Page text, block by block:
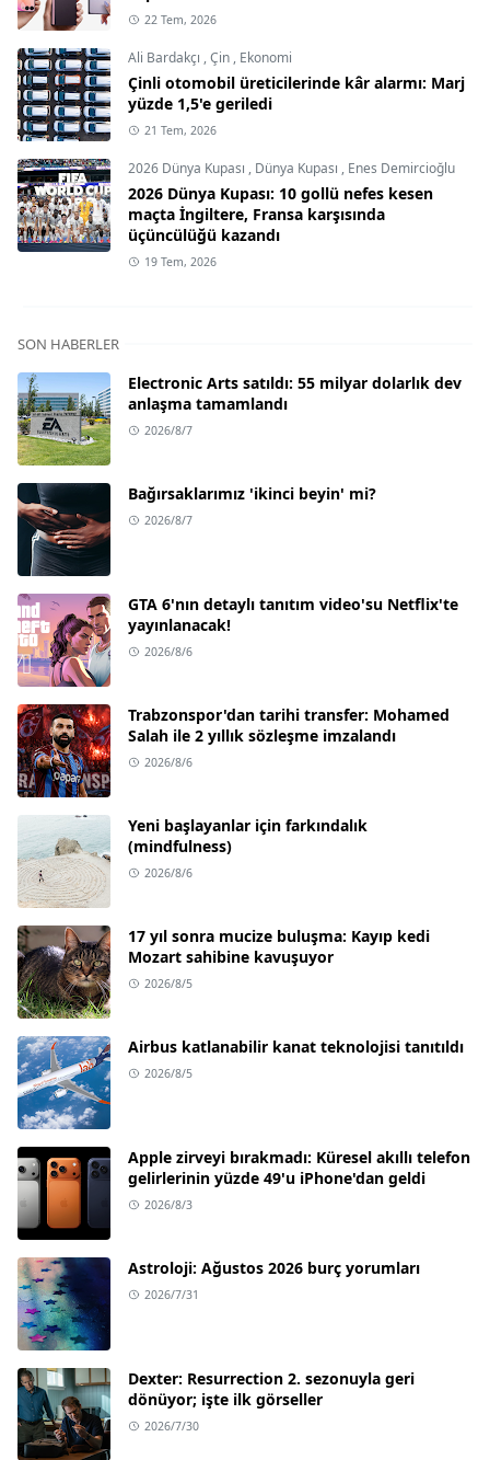
22 Tem, 2026
Ali Bardakçı ,Çin , Ekonomi
Çinli otomobil üreticilerinde kâr alarmı: Marj
yüzde 1,5'e geriledi
21 Tem, 2026
2026 Dünya Kupası , Dünya Kupası , Enes Demircioğlu
2026 Dünya Kupası: 10 gollü nefes kesen
maçta İngiltere, Fransa karşısında
üçüncülüğü kazandı
19 Tem, 2026
SON HABERLER
Electronic Arts satıldı: 55 milyar dolarlık dev
anlaşma tamamlandı
2026/8/7
Bağırsaklarımız 'ikinci beyin' mi?
2026/8/7
GTA 6'nın detaylı tanıtım video'su Netflix'te
yayınlanacak!
2026/8/6
Trabzonspor'dan tarihi transfer: Mohamed
Salah ile 2 yıllık sözleşme imzalandı
2026/8/6
Yeni başlayanlar için farkındalık
(mindfulness)
2026/8/6
17 yıl sonra mucize buluşma: Kayıp kedi
Mozart sahibine kavuşuyor
2026/8/5
Airbus katlanabilir kanat teknolojisi tanıtıldı
2026/8/5
Apple zirveyi bırakmadı: Küresel akıllı telefon
gelirlerinin yüzde 49'u iPhone'dan geldi
2026/8/3
Astroloji: Ağustos 2026 burç yorumları
2026/7/31
Dexter: Resurrection 2. sezonuyla geri
dönüyor; işte ilk görseller
2026/7/30